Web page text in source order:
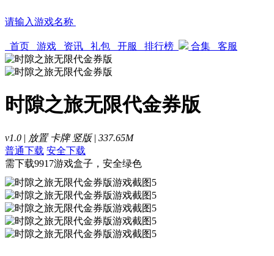
请输入游戏名称
首页 游戏 资讯 礼包 开服 排行榜 合集 客服
时隙之旅无限代金券版
v1.0 | 放置 卡牌 竖版 | 337.65M
普通下载 安全下载
需下载9917游戏盒子，安全绿色